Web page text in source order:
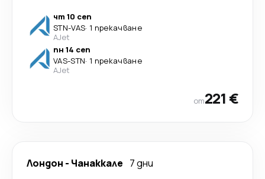
чт 10 сеп
STN-VAS· 1 прекачване
AJet
пн 14 сеп
VAS-STN· 1 прекачване
AJet
от221 €
Лондон - Чанаккале 7 дни